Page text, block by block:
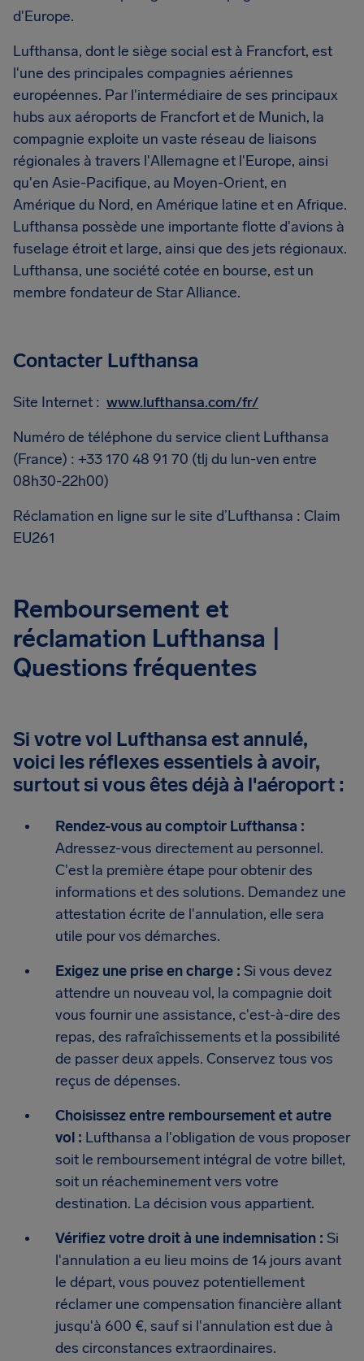
d'Europe.
Lufthansa, dont le siège social est à Francfort, est
l'une des principales compagnies aériennes
européennes. Par l'intermédiaire de ses principaux
hubs aux aéroports de Francfort et de Munich, la
compagnie exploite un vaste réseau de liaisons
régionales à travers l'Allemagne et l'Europe, ainsi
qu'en Asie-Pacifique, au Moyen-Orient, en
Amérique du Nord, en Amérique latine et en Afrique.
Lufthansa possède une importante flotte d'avions à
fuselage étroit et large, ainsi que des jets régionaux.
Lufthansa, une société cotée en bourse, est un
membre fondateur de Star Alliance.
Contacter Lufthansa
Site Internet : www.lufthansa.com/fr/
Numéro de téléphone du service client Lufthansa
(France) : +33 170 48 91 70 (tlj du lun-ven entre
08h30-22h00)
Réclamation en ligne sur le site d’Lufthansa : Claim
EU261
Remboursement et
réclamation Lufthansa |
Questions fréquentes
Si votre vol Lufthansa est annulé,
voici les réflexes essentiels à avoir,
surtout si vous êtes déjà à l'aéroport :
Rendez-vous au comptoir Lufthansa :
Adressez-vous directement au personnel.
C'est la première étape pour obtenir des
informations et des solutions. Demandez une
attestation écrite de l'annulation, elle sera
utile pour vos démarches.
Exigez une prise en charge : Si vous devez
attendre un nouveau vol, la compagnie doit
vous fournir une assistance, c'est-à-dire des
repas, des rafraîchissements et la possibilité
de passer deux appels. Conservez tous vos
reçus de dépenses.
Choisissez entre remboursement et autre
vol : Lufthansa a l'obligation de vous proposer
soit le remboursement intégral de votre billet,
soit un réacheminement vers votre
destination. La décision vous appartient.
Vérifiez votre droit à une indemnisation : Si
l'annulation a eu lieu moins de 14 jours avant
le départ, vous pouvez potentiellement
réclamer une compensation financière allant
jusqu'à 600 €, sauf si l'annulation est due à
des circonstances extraordinaires.